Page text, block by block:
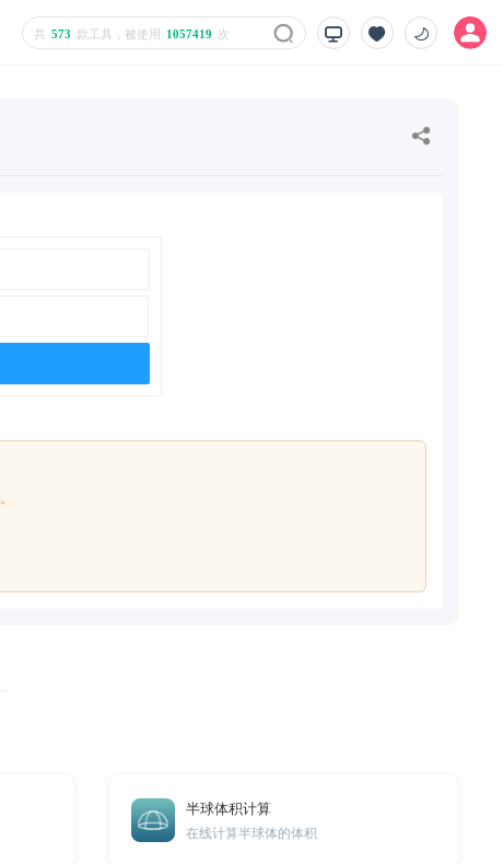
共 573 款工具，被使用 1057419 次
半球体积计算
在线计算半球体的体积